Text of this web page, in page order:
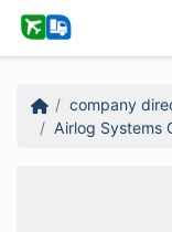
company
Airlog Systems